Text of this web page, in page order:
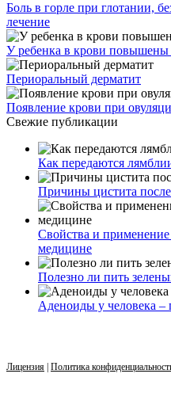
Боль в горле при глотании,
лечение
У ребенка в крови
Периоральный дерматит
Появление крови при
Свежие публикации
Как передаются
Причины цистита
Свойства и
медицине
Полезно ли пить
Аденоиды у человека –
Лицензия Политика